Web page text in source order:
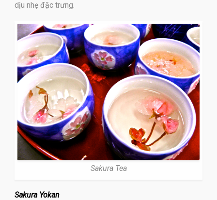
dịu nhẹ đặc trưng.
Sakura Tea
Sakura Yokan